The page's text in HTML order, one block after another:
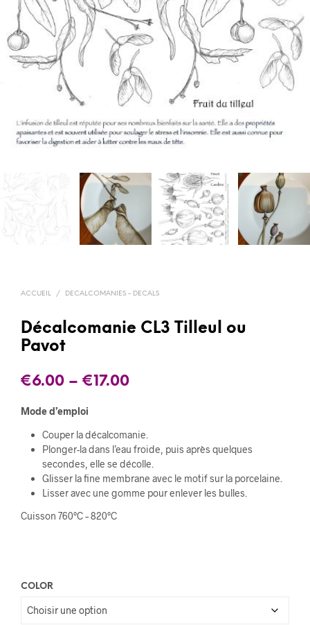
ACCUEIL / DECALCOMANIES - DECALS
Décalcomanie CL3 Tilleul ou
Pavot
€6.00 – €17.00
Mode d’emploi
Couper la décalcomanie.
Plonger-la dans l’eau froide, puis après quelques
secondes, elle se décolle.
Glisser la fine membrane avec le motif sur la porcelaine.
Lisser avec une gomme pour enlever les bulles.
Cuisson 760°C – 820°C
COLOR